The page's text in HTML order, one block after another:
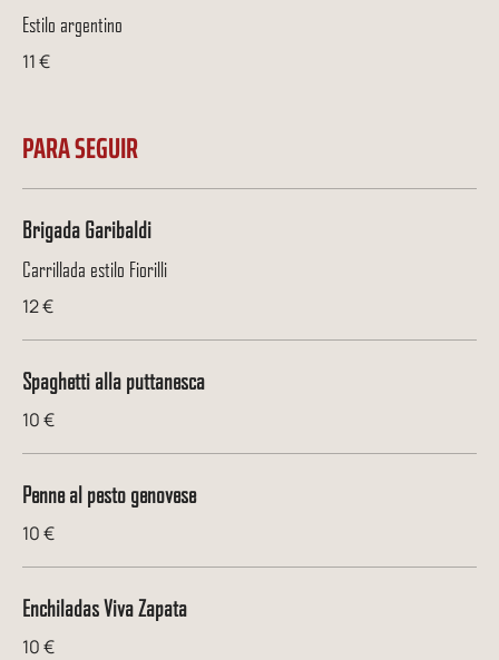
Estilo argentino
11 €
PARA SEGUIR
Brigada Garibaldi
Carrillada estilo Fiorilli
12 €
Spaghetti alla puttanesca
10 €
Penne al pesto genovese
10 €
Enchiladas Viva Zapata
10 €